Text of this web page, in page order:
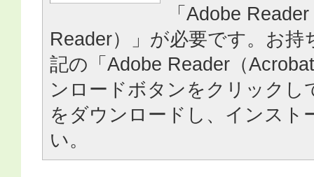
「Adobe
Reader）」が必要です。お持
記の「Adobe Reader（
ンロードボタンをクリックし
をダウンロードし、インスト
い。